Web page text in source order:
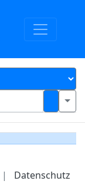
| Datenschutz